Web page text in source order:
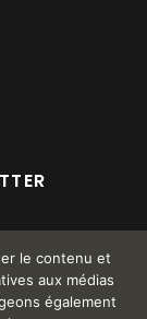
le contenu et
aux médias
également